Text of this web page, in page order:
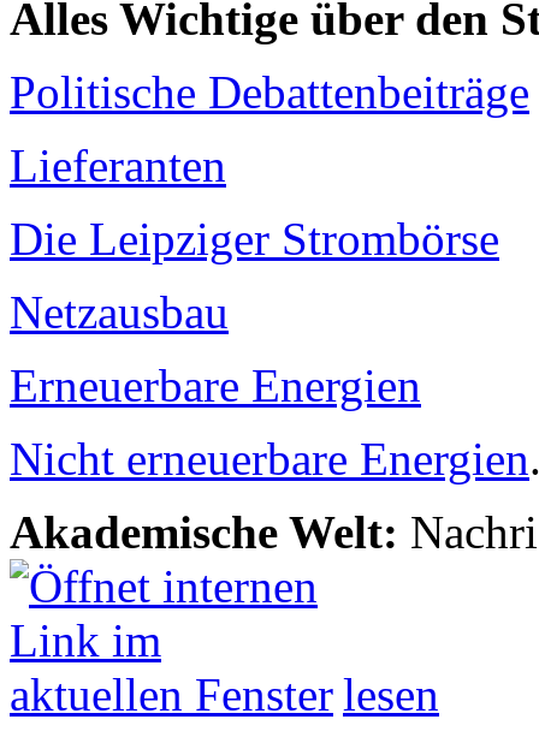
Alles Wichtige über den
Politische Debattenbeiträge
Lieferanten
Die Leipziger Strombörse
Netzausbau
Erneuerbare Energien
Nicht erneuerbare Energien
Akademische Welt:
lesen